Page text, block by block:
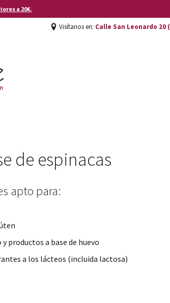
a 20€.
Visítanos en: Calle San Leonardo 20
de espinacas
apto para:
productos a base de huevo
a los lácteos (incluida lactosa)